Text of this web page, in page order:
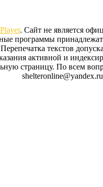
. Сайт не является
программы принадлежат
текстов
активной и
страницу. По всем